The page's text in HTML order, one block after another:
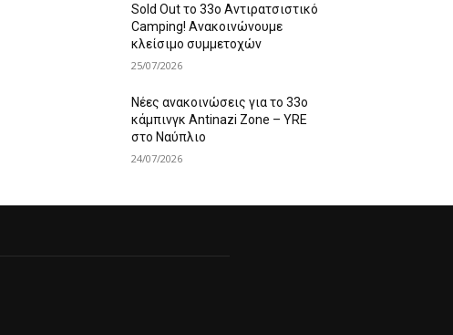
Sold Out το 33ο Αντιρατσιστικό
Camping! Ανακοινώνουμε
κλείσιμο συμμετοχών
25/07/2026
Νέες ανακοινώσεις για το 33ο
κάμπινγκ Antinazi Zone – YRE
στο Ναύπλιο
24/07/2026